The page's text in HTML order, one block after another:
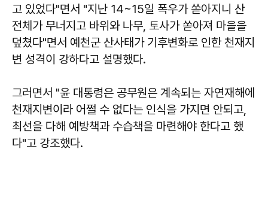
고 있었다"면서 "지난 14~15일 폭우가 쏟아지니 산
전체가 무너지고 바위와 나무, 토사가 쏟아져 마을을
덮쳤다"면서 예천군 산사태가 기후변화로 인한 천재지
변 성격이 강하다고 설명했다.
그러면서 "윤 대통령은 공무원은 계속되는 자연재해에
천재지변이라 어쩔 수 없다는 인식을 가지면 안되고,
최선을 다해 예방책과 수습책을 마련해야 한다고 했
다"고 강조했다.